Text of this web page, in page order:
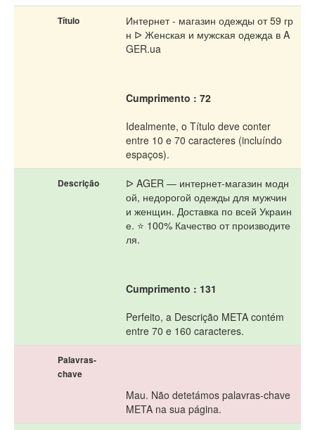
Título
Интернет - магазин одежды от 59 гр
н ᐅ Женская и мужская одежда в A
GER.ua
Cumprimento : 72
Idealmente, o Título deve conter
entre 10 e 70 caracteres (incluíndo
espaços).
Descrição
ᐅ AGER — интернет-магазин модн
ой, недорогой одежды для мужчин
и женщин. Доставка по всей Украин
е. ⭐ 100% Качество от производите
ля.
Cumprimento : 131
Perfeito, a Descrição META contém
entre 70 e 160 caracteres.
Palavras-
chave
Mau. Não detetámos palavras-chave
META na sua página.